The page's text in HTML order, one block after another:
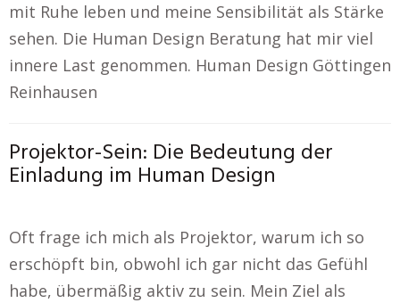
mit Ruhe leben und meine Sensibilität als Stärke
sehen. Die Human Design Beratung hat mir viel
innere Last genommen. Human Design Göttingen
Reinhausen
Projektor-Sein: Die Bedeutung der
Einladung im Human Design
Oft frage ich mich als Projektor, warum ich so
erschöpft bin, obwohl ich gar nicht das Gefühl
habe, übermäßig aktiv zu sein. Mein Ziel als